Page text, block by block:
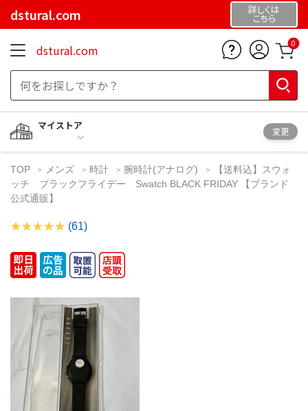
dstural.com 詳しくは
こちら
dstural.com 0
マイストア
変更
TOP メンズ 時計 腕時計(アナログ)
【送料込】スウォ
ッチ ブラックフライデー Swatch BLACK FRIDAY 【ブランド
公式通販】
(61)